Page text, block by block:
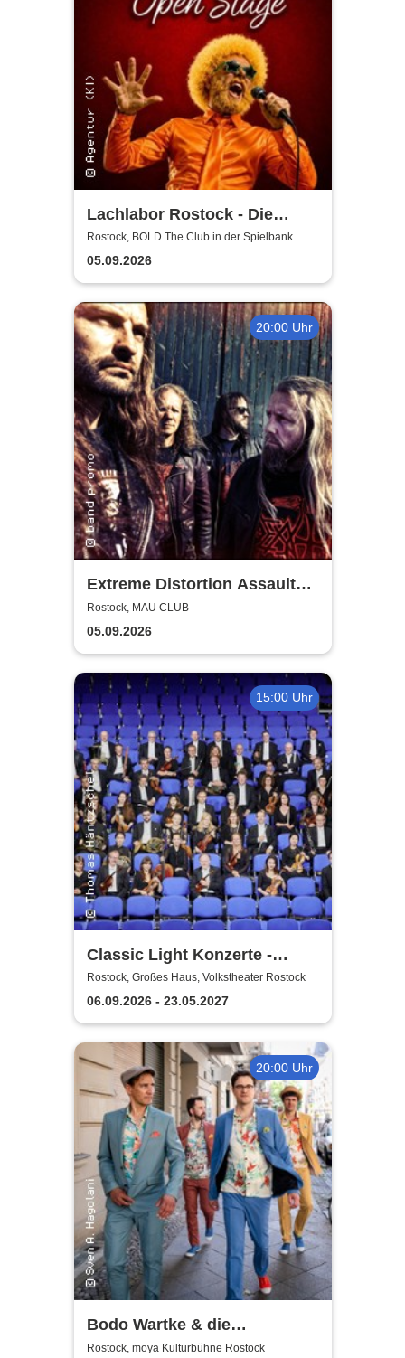
Lachlabor Rostock - Die
Comedy-Testbühne im BOLD
The Club
Rostock, BOLD The Club in der Spielbank
Rostock
05.09.2026
20:00 Uhr
Extreme Distortion Assault
XV
Rostock, MAU CLUB
05.09.2026
15:00 Uhr
Classic Light Konzerte -
Volkstheater Rostock
Rostock, Großes Haus, Volkstheater Rostock
06.09.2026 - 23.05.2027
20:00 Uhr
Bodo Wartke & die
SchönenGutenA-Band - In
Rostock, moya Kulturbühne Rostock